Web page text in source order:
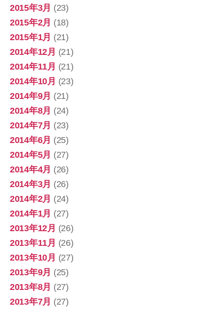
2015年3月 (23)
2015年2月 (18)
2015年1月 (21)
2014年12月 (21)
2014年11月 (21)
2014年10月 (23)
2014年9月 (21)
2014年8月 (24)
2014年7月 (23)
2014年6月 (25)
2014年5月 (27)
2014年4月 (26)
2014年3月 (26)
2014年2月 (24)
2014年1月 (27)
2013年12月 (26)
2013年11月 (26)
2013年10月 (27)
2013年9月 (25)
2013年8月 (27)
2013年7月 (27)